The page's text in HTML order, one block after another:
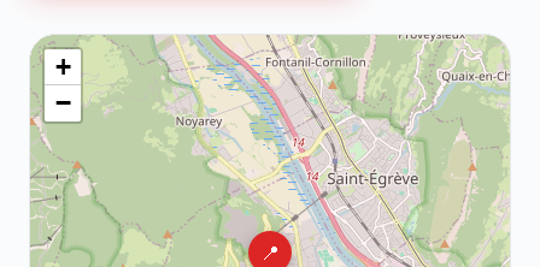
📍
+
−